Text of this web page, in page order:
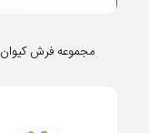
مجموعه فرش کیوان